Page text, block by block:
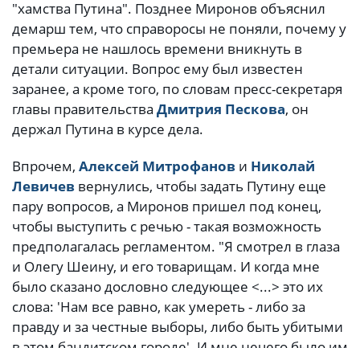
"хамства Путина". Позднее Миронов объяснил
демарш тем, что справоросы не поняли, почему у
премьера не нашлось времени вникнуть в
детали ситуации. Вопрос ему был известен
заранее, а кроме того, по словам пресс-секретаря
главы правительства Дмитрия Пескова, он
держал Путина в курсе дела.
Впрочем, Алексей Митрофанов и Николай
Левичев вернулись, чтобы задать Путину еще
пару вопросов, а Миронов пришел под конец,
чтобы выступить с речью - такая возможность
предполагалась регламентом. "Я смотрел в глаза
и Олегу Шеину, и его товарищам. И когда мне
было сказано дословно следующее <...> это их
слова: 'Нам все равно, как умереть - либо за
правду и за честные выборы, либо быть убитыми